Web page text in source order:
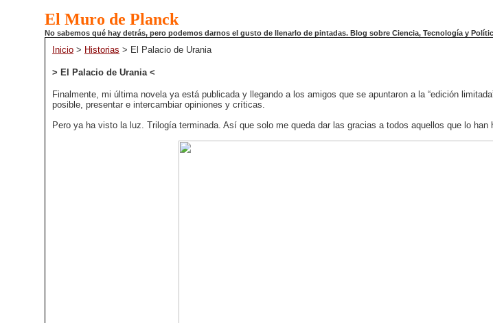
El Muro de Planck
No sabemos qué hay detrás, pero podemos darnos el gusto de llenarlo de pintadas. Blog sobre Ciencia, Tecnología y
Inicio > Historias > El Palacio de Urania
> El Palacio de Urania <
Finalmente, mi última novela ya está publicada y llegando a los amigos que se apuntaron a la “edición
posible, presentar e intercambiar opiniones y críticas.
Pero ya ha visto la luz. Trilogía terminada. Así que solo me queda dar las gracias a todos aquellos que lo han